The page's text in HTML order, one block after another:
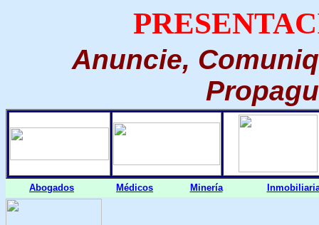
Anuncie,
Abogados Médicos Minería